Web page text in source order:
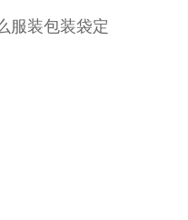
服装包装袋定